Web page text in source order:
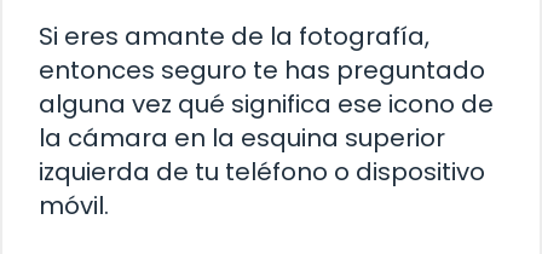
Si eres amante de la fotografía,
entonces seguro te has preguntado
alguna vez qué significa ese icono de
la cámara en la esquina superior
izquierda de tu teléfono o dispositivo
móvil.